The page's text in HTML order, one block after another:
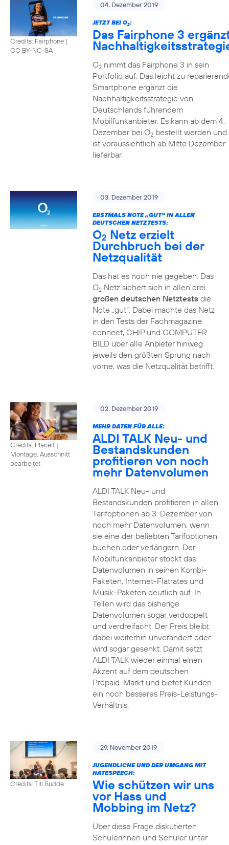
Credits: Fairphone |
CC BY-NC-SA
04. Dezember 2019
JETZT BEI O2:
Das Fairphone 3
O2nimmt das Fairphone 3 in sein
Portfolio auf. Das leicht zu
Smartphone ergänzt die
Nachhaltigkeitsstrategie von
Deutschlands führendem
Mobilfunkanbieter. Es kann ab dem 4.
Dezember bei O2bestellt werden und
ist voraussichtlich ab Mitte Dezember
lieferbar.
03. Dezember 2019
ERSTMALS NOTE „GUT“ IN ALLEN
DEUTSCHEN NETZTESTS:
O2 Netz erzielt
Durchbruch bei der
Netzqualität
Das hat es noch nie gegeben: Das
O2Netz sichert sich in allen drei
großen deutschen Netztests die
Note „gut“. Dabei machte das Netz
in den Tests der Fachmagazine
connect, CHIP und COMPUTER
BILD über alle Anbieter hinweg
jeweils den größten Sprung nach
vorne, was die Netzqualität betrifft.
Credits: Placeit |
Montage, Ausschnitt
bearbeitet
02. Dezember 2019
MEHR DATEN FÜR ALLE:
ALDI TALK Neu- und
Bestandskunden
profitieren von noch
mehr Datenvolumen
ALDI TALK Neu- und
Bestandskunden profitieren in allen
Tarifoptionen ab 3. Dezember von
noch mehr Datenvolumen, wenn
sie eine der beliebten Tarifoptionen
buchen oder verlängern. Der
Mobilfunkanbieter stockt das
Datenvolumen in seinen Kombi-
Paketen, Internet-Flatrates und
Musik-Paketen deutlich auf. In
Teilen wird das bisherige
Datenvolumen sogar verdoppelt
und verdreifacht. Der Preis bleibt
dabei weiterhin unverändert oder
wird sogar gesenkt. Damit setzt
ALDI TALK wieder einmal einen
Akzent auf dem deutschen
Prepaid-Markt und bietet Kunden
ein noch besseres Preis-Leistungs-
Verhältnis.
Credits: Till Budde
29. November 2019
JUGENDLICHE UND DER UMGANG MIT
HATESPEECH:
Wie schützen wir uns
vor Hass und
Mobbing im Netz?
Über diese Frage diskutierten
Schülerinnen und Schüler unter